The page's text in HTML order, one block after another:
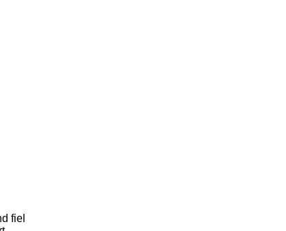
fiel